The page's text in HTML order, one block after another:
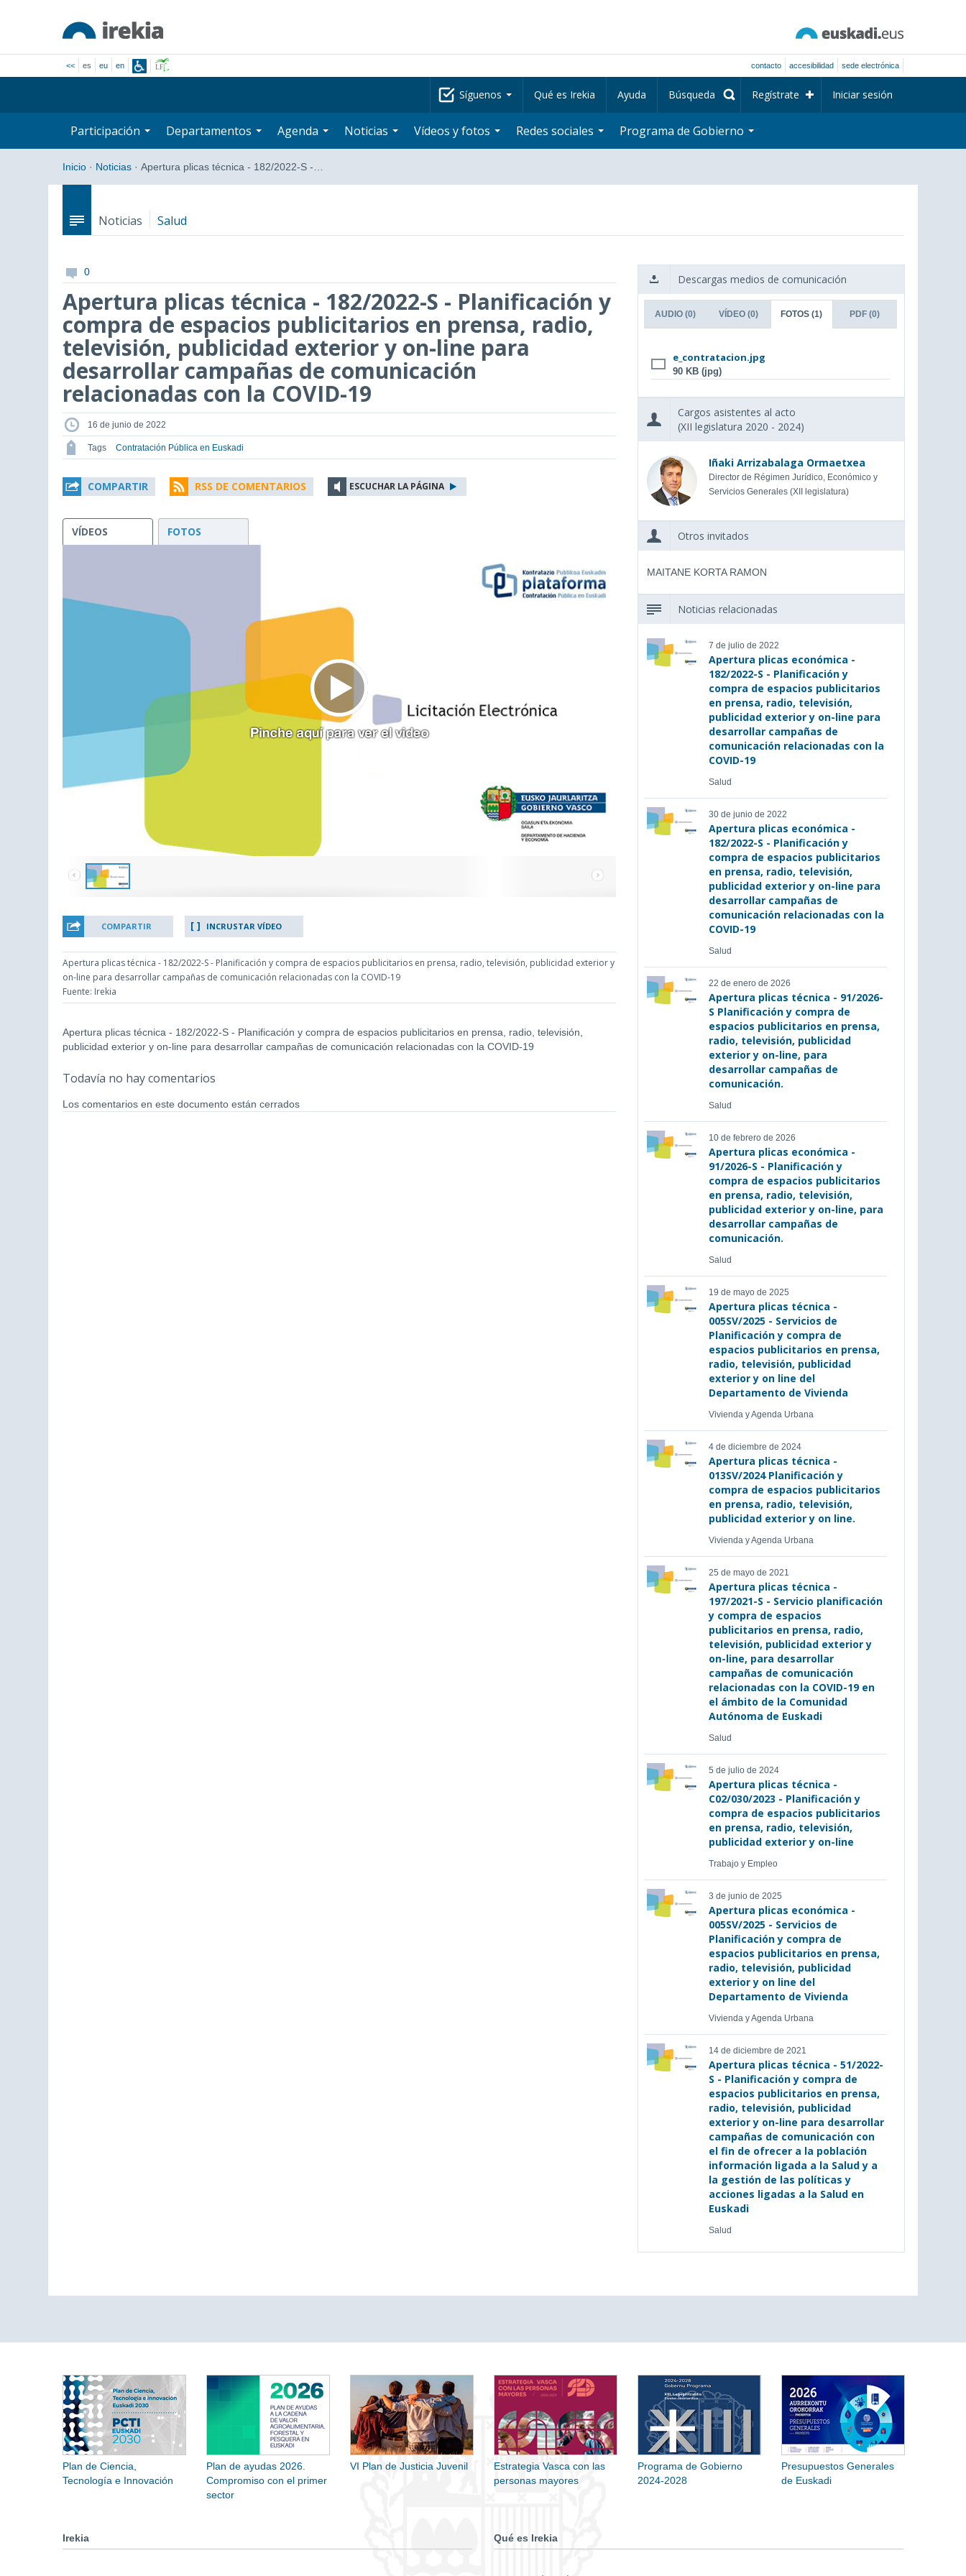
<< es eu en contacto accesibilidad sede electrónica
Síguenos Qué es Irekia Ayuda Búsqueda Regístrate Iniciar sesión
Participación Departamentos Agenda Noticias Vídeos y fotos Redes sociales Programa de Gobierno
Inicio · Noticias · Apertura plicas técnica - 182/2022-S -…
Noticias Salud
0
Apertura plicas técnica - 182/2022-S - Planificación y
compra de espacios publicitarios en prensa, radio,
televisión, publicidad exterior y on-line para
desarrollar campañas de comunicación
relacionadas con la COVID-19
16 de junio de 2022
Tags Contratación Pública en Euskadi
COMPARTIR RSS DE COMENTARIOS ESCUCHAR LA PÁGINA
VÍDEOS FOTOS
COMPARTIR INCRUSTAR VÍDEO
Apertura plicas técnica - 182/2022-S - Planificación y compra de espacios publicitarios en prensa, radio, televisión, publicidad exterior y
on-line para desarrollar campañas de comunicación relacionadas con la COVID-19
Fuente: Irekia
Apertura plicas técnica - 182/2022-S - Planificación y compra de espacios publicitarios en prensa, radio, televisión,
publicidad exterior y on-line para desarrollar campañas de comunicación relacionadas con la COVID-19
Todavía no hay comentarios
Los comentarios en este documento están cerrados
Descargas medios de comunicación
AUDIO(0) VÍDEO(0) FOTOS (1) PDF (0)
e_contratacion.jpg
90 KB (jpg)
Cargos asistentes al acto
(XII legislatura 2020 - 2024)
Iñaki Arrizabalaga Ormaetxea
Director de Régimen Jurídico, Económico y
Servicios Generales (XII legislatura)
Otros invitados
MAITANE KORTA RAMON
Noticias relacionadas
7 de julio de 2022
Apertura plicas económica -
182/2022-S - Planificación y
compra de espacios publicitarios
en prensa, radio, televisión,
publicidad exterior y on-line para
desarrollar campañas de
comunicación relacionadas con la
COVID-19
Salud
30 de junio de 2022
Apertura plicas económica -
182/2022-S - Planificación y
compra de espacios publicitarios
en prensa, radio, televisión,
publicidad exterior y on-line para
desarrollar campañas de
comunicación relacionadas con la
COVID-19
Salud
22 de enero de 2026
Apertura plicas técnica - 91/2026-
S Planificación y compra de
espacios publicitarios en prensa,
radio, televisión, publicidad
exterior y on-line, para
desarrollar campañas de
comunicación.
Salud
10 de febrero de 2026
Apertura plicas económica -
91/2026-S - Planificación y
compra de espacios publicitarios
en prensa, radio, televisión,
publicidad exterior y on-line, para
desarrollar campañas de
comunicación.
Salud
19 de mayo de 2025
Apertura plicas técnica -
005SV/2025 - Servicios de
Planificación y compra de
espacios publicitarios en prensa,
radio, televisión, publicidad
exterior y on line del
Departamento de Vivienda
Vivienda y Agenda Urbana
4 de diciembre de 2024
Apertura plicas técnica -
013SV/2024 Planificación y
compra de espacios publicitarios
en prensa, radio, televisión,
publicidad exterior y on line.
Vivienda y Agenda Urbana
25 de mayo de 2021
Apertura plicas técnica -
197/2021-S - Servicio planificación
y compra de espacios
publicitarios en prensa, radio,
televisión, publicidad exterior y
on-line, para desarrollar
campañas de comunicación
relacionadas con la COVID-19 en
el ámbito de la Comunidad
Autónoma de Euskadi
Salud
5 de julio de 2024
Apertura plicas técnica -
C02/030/2023 - Planificación y
compra de espacios publicitarios
en prensa, radio, televisión,
publicidad exterior y on-line
Trabajo y Empleo
3 de junio de 2025
Apertura plicas económica -
005SV/2025 - Servicios de
Planificación y compra de
espacios publicitarios en prensa,
radio, televisión, publicidad
exterior y on line del
Departamento de Vivienda
Vivienda y Agenda Urbana
14 de diciembre de 2021
Apertura plicas técnica - 51/2022-
S - Planificación y compra de
espacios publicitarios en prensa,
radio, televisión, publicidad
exterior y on-line para desarrollar
campañas de comunicación con
el fin de ofrecer a la población
información ligada a la Salud y a
la gestión de las políticas y
acciones ligadas a la Salud en
Euskadi
Salud
Plan de Ciencia,
Tecnología e Innovación
Plan de ayudas 2026.
Compromiso con el primer
sector
VI Plan de Justicia Juvenil
Estrategia Vasca con las
personas mayores
Programa de Gobierno
2024-2028
Presupuestos Generales
de Euskadi
Irekia Qué es Irekia